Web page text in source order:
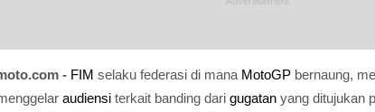
- FIM selaku federasi di mana MotoGP bernaung,
audiensi terkait banding dari gugatan yang ditujukan